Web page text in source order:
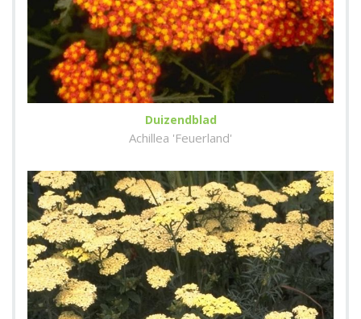
Duizendblad
Achillea 'Feuerland'